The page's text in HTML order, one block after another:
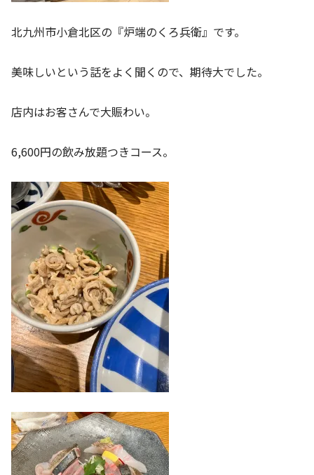
北九州市小倉北区の『炉端のくろ兵衛』です。
美味しいという話をよく聞くので、期待大でした。
店内はお客さんで大賑わい。
6,600円の飲み放題つきコース。